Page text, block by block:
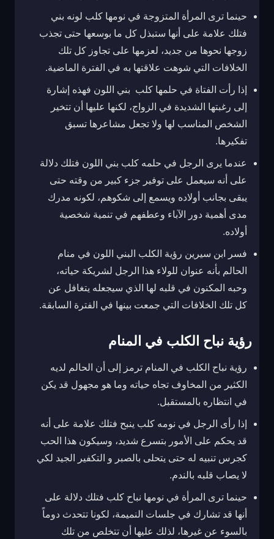
حينما ترى المرأة المتزوجة في نومها كلب لونه بني
فتلك علامة على أنها ستبذل كل ما بوسعها حتى تجذب
زوجها نحوها من جديد، لعزمها على تجاوز كل تلك
الخلافات التي شوهت علاقتها به في الفترة الماضية.
إذا رأت الفتاة في حلمها كلب بني اللون فهذه إشارة
إلى رغبتها الشديدة في الزواج، لكنها عليها أن تتخير
الشخص المناسب لها ولا تجعل مشاعرها تسبق
تفكيرها.
عندما يرى الرجل في حلمه كلب بني اللون فتلك دلالة
على أنه سيعمل على توفير جزء كبير من وقته حتى
يبقى بجانب أولاده ويسمع إلى شكوهم، لكونه مدرك
مدى أهمية دور الآباء وعطفهم في تنمية شخصية
أولاده.
فسر ابن سيرين رؤية الكلب البني اللون في منام
الحالم بأنه عنوان للولاء هذا الرجل لشريكة حياته،
وحبه المكنون في قلبه لها الذي سيجعله يتغافل عن
كل تلك الخلافات التي جمعت بينها في الفترة السابقة.
رؤية نباح الكلب في المنام
رؤية نباح الكلب في المنام ترمز إلى أن الحالم لديه
الكثير من المخاوف تجاه حياته وما هو مجهول قد يكن
في انتظاره بالمستقبل.
إذا رأى الرجل في نومه كلب ينبح فتلك علامة على أنه
قد يحكم على الأمور بتسرع شديد، وسيكون هذا الحب
كجرس تنبيه له حتى يتحلى بالصبر و التكفير الجيد لكي
لا يصاب قلبه بالندم.
حينما ترى المرأة في نومها نباح كلب فتلك دلالة على
أنها قد تشارك في جلسات النميمة، لكونا تتحدث دوماً
بالسوء عن غيرها، لذلك عليها أن تتخلص من تلك